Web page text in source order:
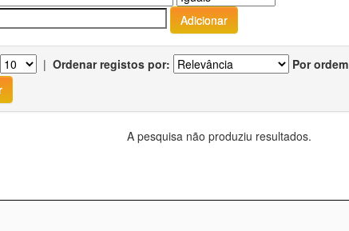
| Ordenar registos por: Por ordem
A pesquisa não produziu resultados.